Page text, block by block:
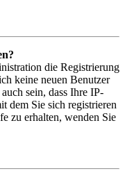
die Registrierung
keine neuen Benutzer
sein, dass Ihre IP-
dem Sie sich registrieren
zu erhalten, wenden Sie